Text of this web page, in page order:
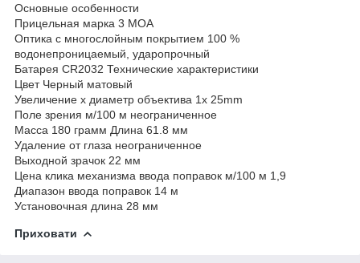
Основные особенности
Прицельная марка 3 MOA
Оптика с многослойным покрытием 100 %
водонепроницаемый, ударопрочный
Батарея CR2032 Технические характеристики
Цвет Черный матовый
Увеличение x диаметр объектива 1x 25mm
Поле зрения м/100 м неограниченное
Масса 180 грамм Длина 61.8 мм
Удаление от глаза неограниченное
Выходной зрачок 22 мм
Цена клика механизма ввода поправок м/100 м 1,9
Диапазон ввода поправок 14 м
Установочная длина 28 мм
Приховати